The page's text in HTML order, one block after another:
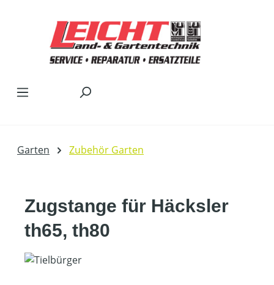
Garten Zubehör Garten
Zugstange für Häcksler
th65, th80